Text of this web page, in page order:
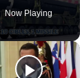
Now Playing